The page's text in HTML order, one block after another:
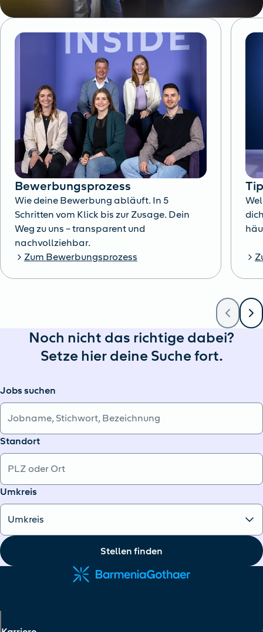
Bewerbungsprozess
Wie deine Bewerbung abläuft. In 5
Schritten vom Klick bis zur Zusage. Dein
Weg zu uns – transparent und
nachvollziehbar.
Zum Bewerbungsprozess
Noch nicht das richtige dabei?
Setze hier deine Suche fort.
Jobs suchen
Standort
Umkreis
Stellen finden